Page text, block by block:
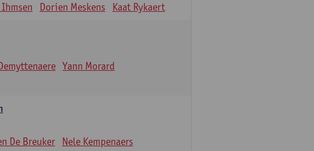
Ihmsen Dorien Meskens Kaat Rykaert
Yann Morard
De Breuker
Nele Kempenaers